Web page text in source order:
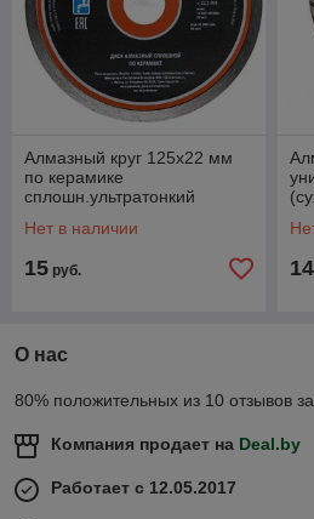
Алмазный круг 125х22 мм
по керамике
сплошн.ультратонкий
Нет в наличии
15 руб. 14
О нас
80% положительных из 10 отзывов
Компания продает на Deal.by
Работает с 12.05.2017